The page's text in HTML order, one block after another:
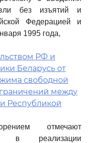
без изъятий и
Федерацией и
1995 года,
РФ и
Беларусь от
свободной
между
Республикой
отмечают
в реализации